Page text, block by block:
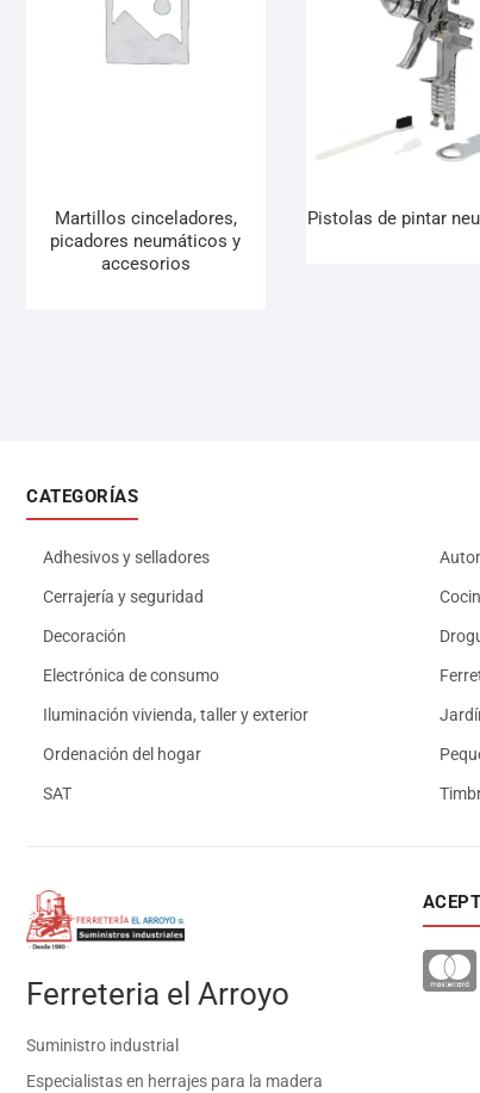
Martillos cinceladores,
picadores neumáticos y
accesorios
Pistolas de pintar
CATEGORÍAS
Adhesivos y selladores
Cerrajería y seguridad
Decoración
Electrónica de consumo
Iluminación vivienda, taller y exterior
Ordenación del hogar
SAT
Ferreteria el Arroyo
Suministro industrial
Especialistas en herrajes para la madera